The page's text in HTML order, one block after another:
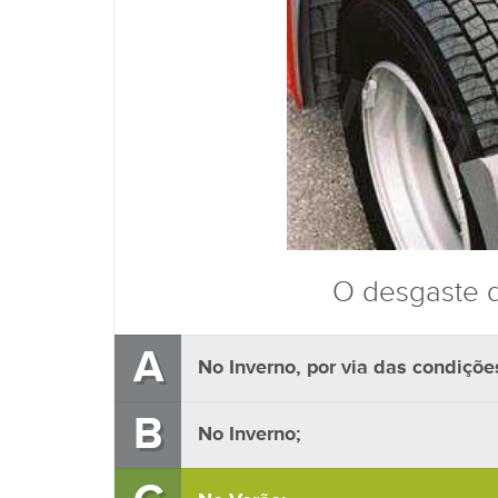
O desgaste
A No Inverno, por via das
B No Inverno;